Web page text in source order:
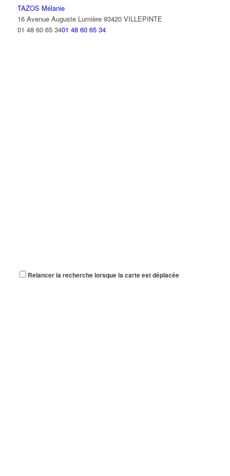
TAZOS Mélanie
16 Avenue Auguste Lumière 93420 VILLEPINTE
01 48 60 65 3401 48 60 65 34
Relancer la recherche lorsque la carte est déplacée